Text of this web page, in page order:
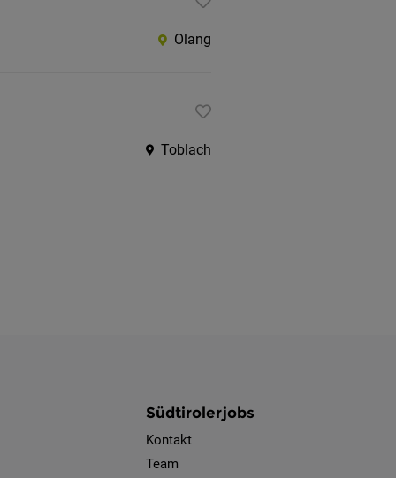
Olang
Toblach
Südtirolerjobs
Kontakt
Team